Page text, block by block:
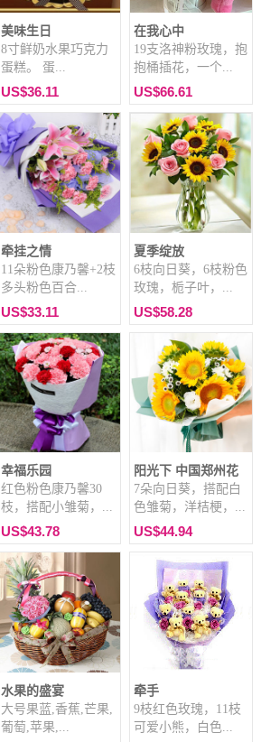
美味生日
8寸鲜奶水果巧克力
蛋糕。 蛋...
US$36.11
在我心中
19支洛神粉玫瑰，抱
抱桶插花，一个...
US$66.61
牵挂之情
11朵粉色康乃馨+2枝
多头粉色百合...
US$33.11
夏季绽放
6枝向日葵，6枝粉色
玫瑰，栀子叶，...
US$58.28
幸福乐园
红色粉色康乃馨30
枝，搭配小雏菊，...
US$43.78
阳光下 中国郑州花
7朵向日葵，搭配白
色雏菊，洋桔梗，...
US$44.94
水果的盛宴
大号果蓝,香蕉,芒果,
葡萄,苹果,...
牵手
9枝红色玫瑰，11枝
可爱小熊，白色...